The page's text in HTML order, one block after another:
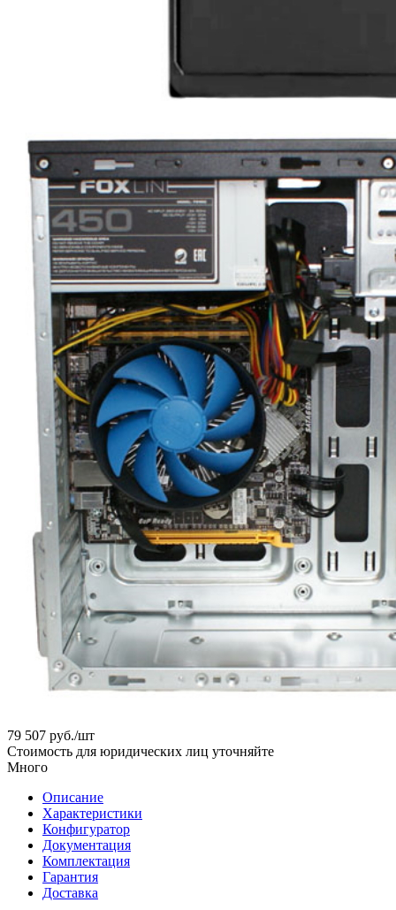
79 507 руб./шт
Стоимость для юридических лиц уточняйте
Много
Описание
Характеристики
Конфигуратор
Документация
Комплектация
Гарантия
Доставка